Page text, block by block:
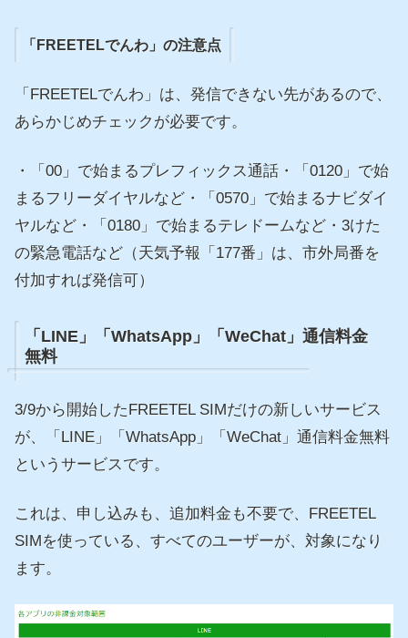
「FREETELでんわ」の注意点
「FREETELでんわ」は、発信できない先があるので、
あらかじめチェックが必要です。
・「00」で始まるプレフィックス通話・「0120」で始
まるフリーダイヤルなど・「0570」で始まるナビダイ
ヤルなど・「0180」で始まるテレドームなど・3けた
の緊急電話など（天気予報「177番」は、市外局番を
付加すれば発信可）
「LINE」「WhatsApp」「WeChat」通信料金
無料
3/9から開始したFREETEL SIMだけの新しいサービス
が、「LINE」「WhatsApp」「WeChat」通信料金無料
というサービスです。
これは、申し込みも、追加料金も不要で、FREETEL
SIMを使っている、すべてのユーザーが、対象になり
ます。